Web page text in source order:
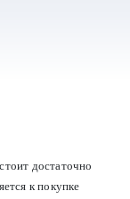
достаточно
к покупке